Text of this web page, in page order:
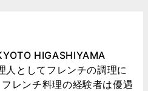
HIGASHIYAMA
としてフレンチの調理に
レンチ料理の経験者は優遇